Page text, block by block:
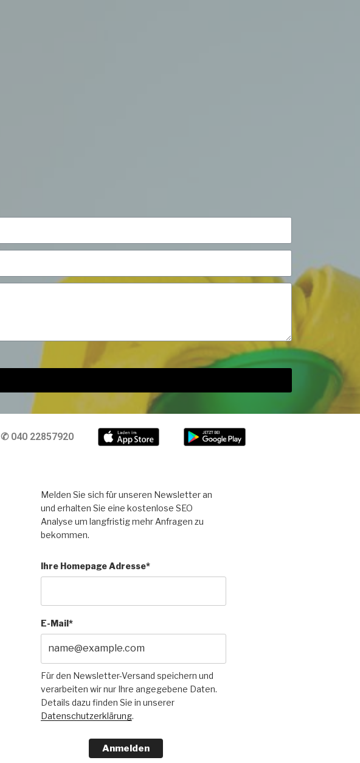
✆ 040 22857920
Melden Sie sich für unseren Newsletter an
und erhalten Sie eine kostenlose SEO
Analyse um langfristig mehr Anfragen zu
bekommen.
Ihre Homepage Adresse*
E-Mail*
Für den Newsletter-Versand speichern und
verarbeiten wir nur Ihre angegebene Daten.
Details dazu finden Sie in unserer
Datenschutzerklärung.
Anmelden